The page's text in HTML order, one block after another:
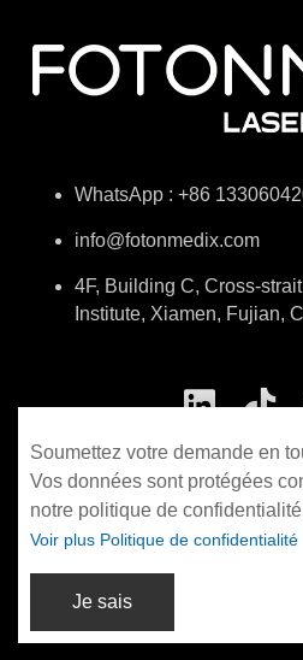
WhatsApp : +86
info@fotonmedix.com
4F, Building C, Cross-
Institute, Xiamen, Fujian,
Soumettez votre demande en
Vos données sont protégées
notre politique de
Voir plus Politique de confidentialité
Je sais